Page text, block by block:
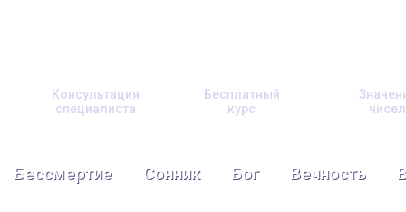
Консультация
специалиста
Бесплатный
курс
чисел
Бессмертие Сонник Бог Вечность